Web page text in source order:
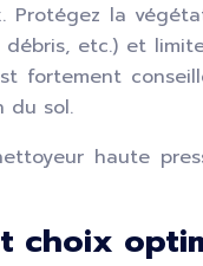
la
etc.) et
du sol.
haute
choix